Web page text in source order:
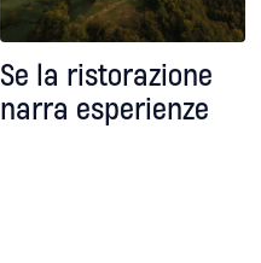
Se la ristorazione
narra esperienze